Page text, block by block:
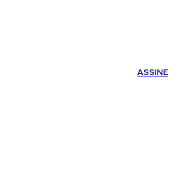
ASSINE